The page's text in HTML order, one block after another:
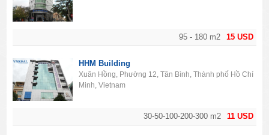
15 USD
95 - 180 m2
11 USD
30-50-100-200-300 m2
HHM Building
Xuân Hồng, Phường 12, Tân Bình, Thành phố Hồ Chí
Minh, Vietnam